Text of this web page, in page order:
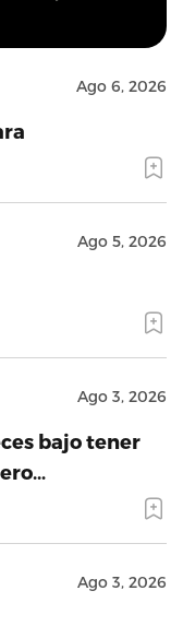
Ago 6, 2026
Ago 5, 2026
Ago 3, 2026
bajo tener
Ago 3, 2026